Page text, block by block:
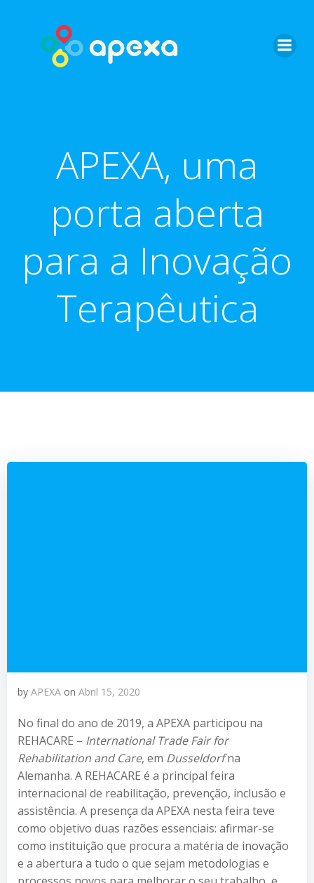
content
APEXA, uma
porta aberta
para a Inovação
Terapêutica
by APEXA on Abril 15, 2020
No final do ano de 2019, a APEXA participou na
REHACARE – International Trade Fair for
Rehabilitation and Care, em Dusseldorfna
Alemanha. A REHACARE é a principal feira
internacional de reabilitação, prevenção, inclusão e
assistência. A presença da APEXA nesta feira teve
como objetivo duas razões essenciais: afirmar-se
como instituição que procura a matéria de inovação
e a abertura a tudo o que sejam metodologias e